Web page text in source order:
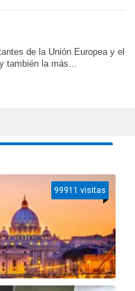
de la Unión Europea y el
también la más...
99911 visitas